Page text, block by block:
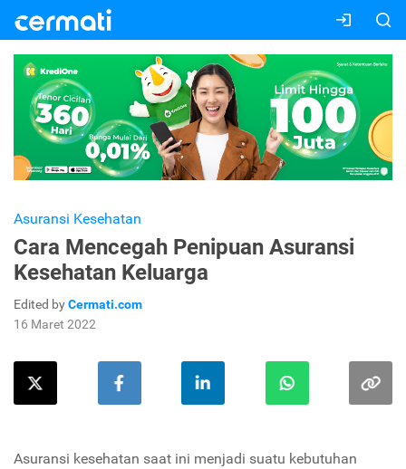
Asuransi Kesehatan
Cara Mencegah Penipuan Asuransi
Kesehatan Keluarga
Edited byCermati.com
16 Maret 2022
Asuransi kesehatan saat ini menjadi suatu kebutuhan